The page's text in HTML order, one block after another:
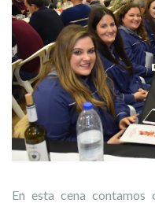
En esta cena contamos